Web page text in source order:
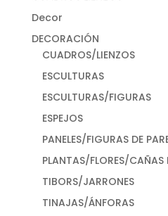
Decor
DECORACIÓN
CUADROS/LIENZOS
ESCULTURAS
ESCULTURAS/FIGURAS
ESPEJOS
PANELES/FIGURAS DE
PLANTAS/FLORES/
TIBORS/JARRONES
TINAJAS/ÁNFORAS